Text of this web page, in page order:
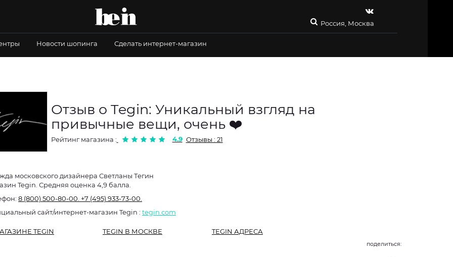
Россия, Москва
Новости шопинга Сделать интернет-магазин
Отзыв о Tegin: Уникальный взгляд на
привычные вещи, очень ❤️
Рейтинг магазина : 4.9 Отзывы : 21
московского дизайнера Светланы Тегин
Tegin. Средняя оценка 4,9 балла.
8 (800) 500-80-00. +7 (495) 933-73-00.
Официальный сайт/интернет-магазин Tegin : tegin.com
TEGIN TEGIN В МОСКВЕ TEGIN АДРЕСА
поделиться: